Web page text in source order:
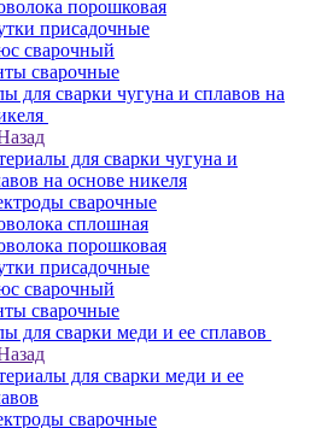
порошковая
присадочные
сварочный
сварочные
для сварки чугуна и сплавов на
для сварки чугуна и
на основе никеля
сварочные
сплошная
порошковая
присадочные
сварочный
сварочные
для сварки меди и ее сплавов
для сварки меди и ее
сварочные